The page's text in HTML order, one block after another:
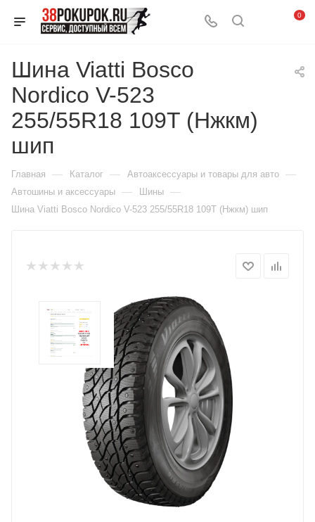
0
Шина Viatti Bosco
Nordico V-523
255/55R18 109T (Нжкм)
шип
Главная — Каталог — Автоаксессуары и товары для авто —
Автошины и аксессуары — Шины —
Шина Viatti Bosco Nordico V-523 255/55R18 109T (Нжкм) шип